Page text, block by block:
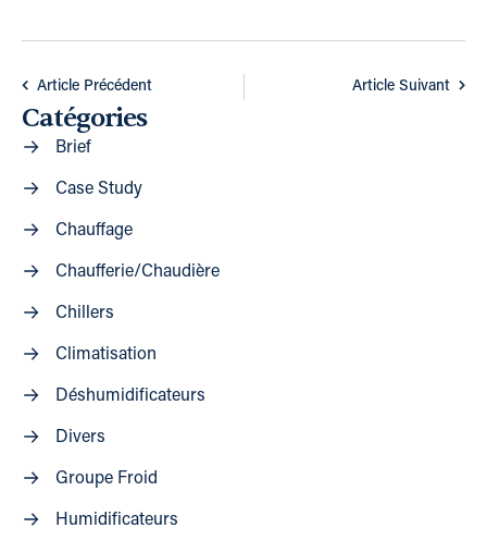
Article Précédent Article Suivant
Catégories
Brief
Case Study
Chauffage
Chaufferie/Chaudière
Chillers
Climatisation
Déshumidificateurs
Divers
Groupe Froid
Humidificateurs